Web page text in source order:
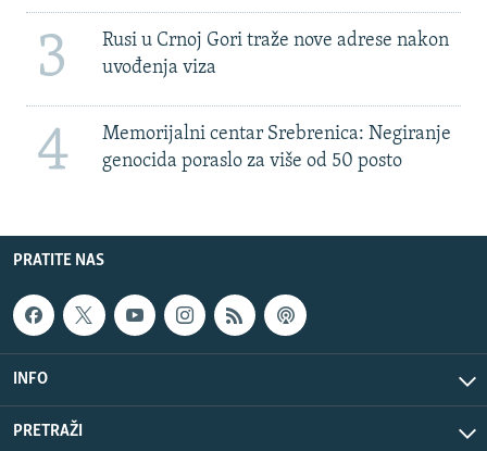
3
Rusi u Crnoj Gori traže nove adrese nakon
uvođenja viza
4
Memorijalni centar Srebrenica: Negiranje
genocida poraslo za više od 50 posto
PRATITE NAS
INFO
PRETRAŽI